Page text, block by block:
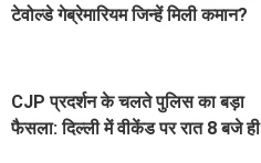
टेवोल्डे गेब्रेमारियम जिन्हें मिली कमान?
CJP प्रदर्शन के चलते पुलिस का बड़ा
फैसला: दिल्ली में वीकेंड पर रात 8 बजे ही